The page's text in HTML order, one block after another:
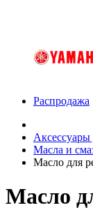
Распродажа
Аксессуары
Масла и
Масло для
Масло